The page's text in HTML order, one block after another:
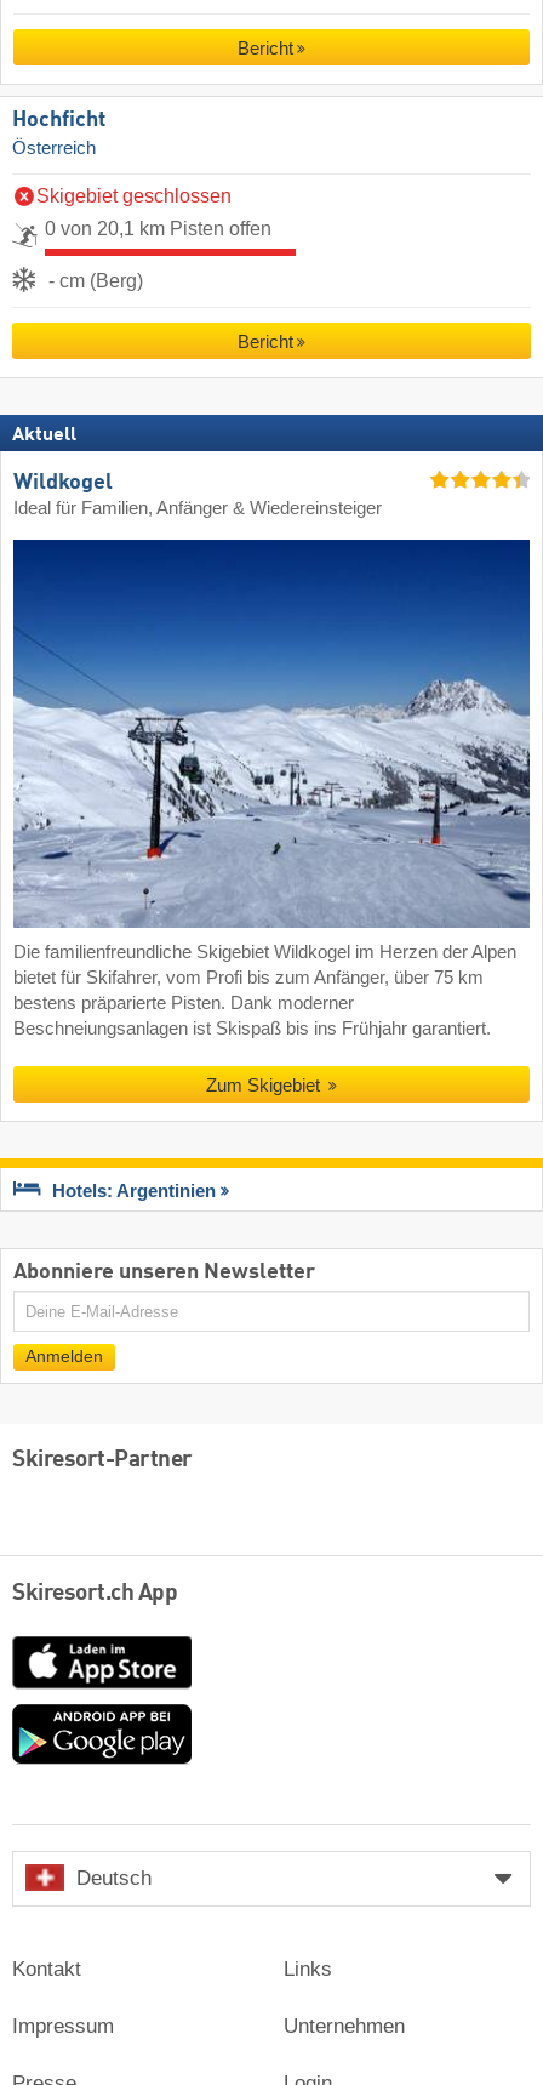
Bericht
Hochficht
Österreich
Skigebiet geschlossen
0 von 20,1 km Pisten offen
- cm (Berg)
Bericht
Aktuell
Wildkogel
Ideal für Familien, Anfänger & Wiedereinsteiger
Die familienfreundliche Skigebiet Wildkogel im Herzen der Alpen
bietet für Skifahrer, vom Profi bis zum Anfänger, über 75 km
bestens präparierte Pisten. Dank moderner
Beschneiungsanlagen ist Skispaß bis ins Frühjahr garantiert.
Zum Skigebiet
Hotels: Argentinien
Abonniere unseren Newsletter
E-
Anmelden
Skiresort-Partner
Skiresort.ch App
App
Store
Google
Deutsch
Kontakt
Impressum
Links
Unternehmen